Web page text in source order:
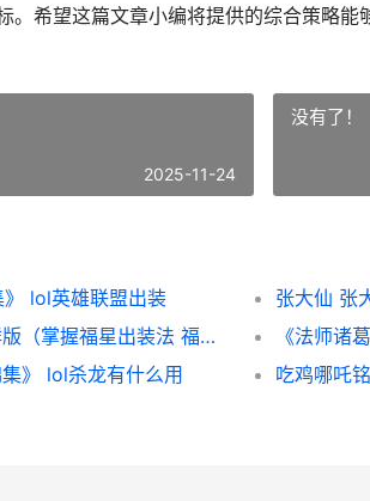
。希望这篇文章小编将提供的综合策略能
2025-11-24
没有了！
》 lol英雄联盟出装
张大仙 张
福星出装思路策略新鲜版（掌握福星出装法 福星几局出装备
》 lol杀龙有什么用